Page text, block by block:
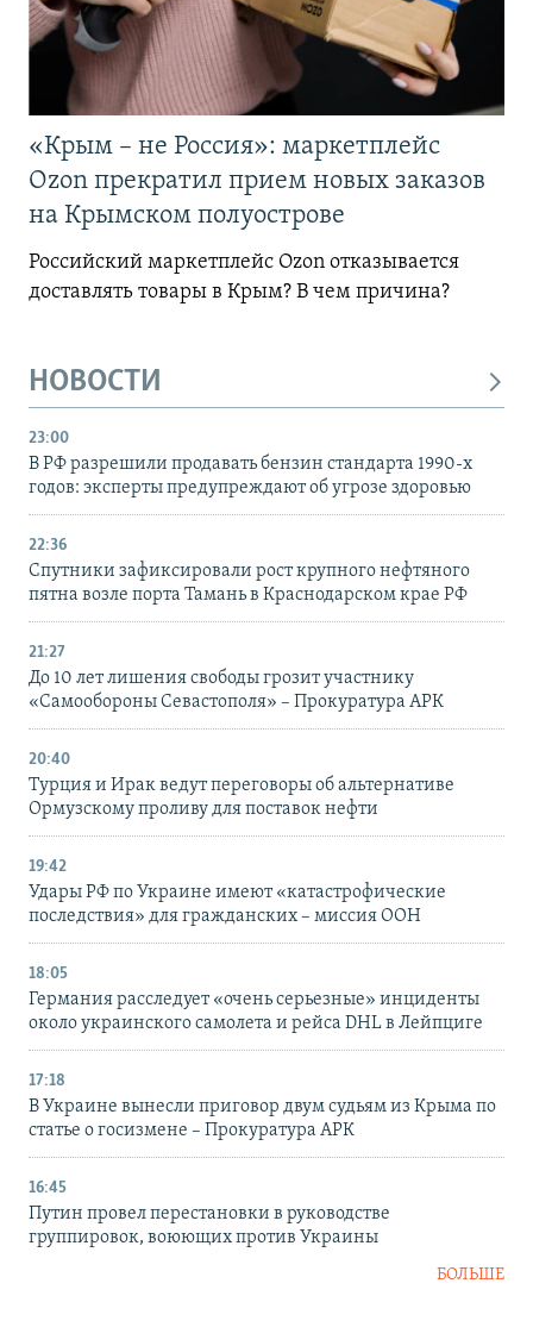
«Крым – не Россия»: маркетплейс
Ozon прекратил прием новых заказов
на Крымском полуострове
Российский маркетплейс Ozon отказывается
доставлять товары в Крым? В чем причина?
НОВОСТИ
23:00
В РФ разрешили продавать бензин стандарта 1990-х
годов: эксперты предупреждают об угрозе здоровью
22:36
Спутники зафиксировали рост крупного нефтяного
пятна возле порта Тамань в Краснодарском крае РФ
21:27
До 10 лет лишения свободы грозит участнику
«Самообороны Севастополя» – Прокуратура АРК
20:40
Турция и Ирак ведут переговоры об альтернативе
Ормузскому проливу для поставок нефти
19:42
Удары РФ по Украине имеют «катастрофические
последствия» для гражданских – миссия ООН
18:05
Германия расследует «очень серьезные» инциденты
около украинского самолета и рейса DHL в Лейпциге
17:18
В Украине вынесли приговор двум судьям из Крыма по
статье о госизмене – Прокуратура АРК
16:45
Путин провел перестановки в руководстве
группировок, воюющих против Украины
БОЛЬШЕ